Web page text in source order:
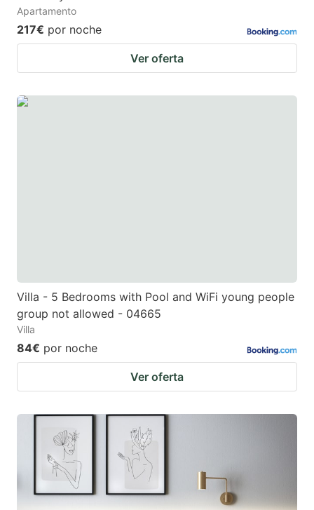
Apartamento
217€ por noche
Ver oferta
Villa - 5 Bedrooms with Pool and WiFi young people
group not allowed - 04665
Villa
84€ por noche
Ver oferta